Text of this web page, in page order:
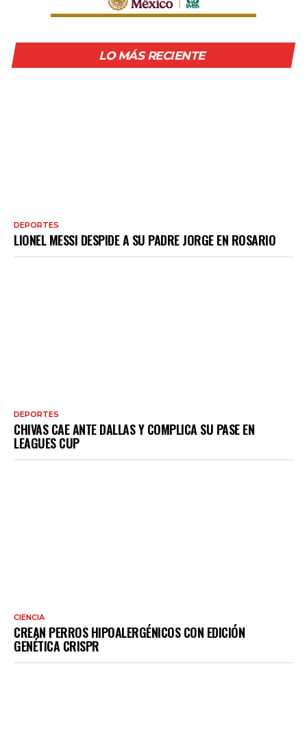
LO MÁS RECIENTE
DEPORTES
LIONEL MESSI DESPIDE A SU PADRE JORGE EN ROSARIO
DEPORTES
CHIVAS CAE ANTE DALLAS Y COMPLICA SU PASE EN
LEAGUES CUP
CIENCIA
CREAN PERROS HIPOALERGÉNICOS CON EDICIÓN
GENÉTICA CRISPR